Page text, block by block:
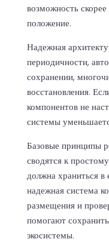
возможность
положение.
Надежная
периодичности,
сохранении,
восстановления.
компонентов не
системы
Базовые принципы
сводятся к
должна храниться в
надежная система
размещения и
помогают
экосистемы.